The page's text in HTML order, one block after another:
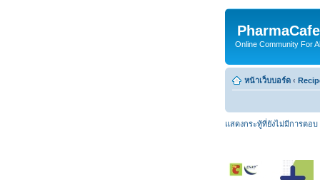
Online Community For
หน้าเว็บบอร์ด ‹
แสดงกระทู้ที่ยังไม่มีการตอบ